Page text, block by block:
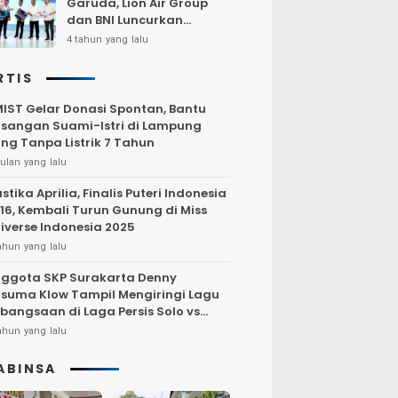
dan BNI Luncurkan
Program Terbang Hemat
4 tahun yang lalu
Gelar Donasi Spontan, Bantu
Suami-Istri di Lampung
Tanpa Listrik 7 Tahun
yang lalu
Aprilia, Finalis Puteri Indonesia
Kembali Turun Gunung di Miss
Indonesia 2025
yang lalu
SKP Surakarta Denny
Klow Tampil Mengiringi Lagu
di Laga Persis Solo vs
Jakarta
yang lalu